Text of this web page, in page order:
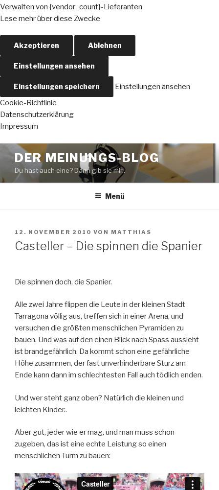
Verwalten von {vendor_count}-Lieferanten
Lese mehr über diese Zwecke
Akzeptieren Ablehnen
Einstellungen ansehen
Einstellungen speichern
Einstellungen ansehen
Cookie-Richtlinie
Datenschutzerklärung
Impressum
Zum
Inhalt
springen
DER MEINUNGS-BLOG
Du hast auch eine? Dann gib sie mir..
Menü
VERÖFFENTLICHT
AM
12. NOVEMBER 2010 VON MATTHIAS
Casteller – Die spinnen die Spanier
Die spinnen doch, die Spanier.
Alle zwei Jahre flippen die Leute in der kleinen Stadt
Tarragona völlig aus, treffen sich in einer Arena, und
versuchen die größten menschlichen Pyramiden zu
bauen. Und was auf den einen Blick nach Spass aussieht
ist brandgefährlich. Da kommt schon eine gefährliche
Höhe zusammen, der fast unverhinderbare Sturz am
Ende kann dann im schlechtesten Fall auch tödlich enden.
Und wer steht ganz oben? Natürlich die kleinen und
leichten Kinder..
Aber gut, jeder wie er mag, und man muss schon
zugeben, das ist eine echte Leistung so einen
menschlichen Turm zu bauen: